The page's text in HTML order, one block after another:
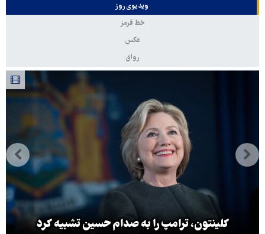
ویدیوی روز
خط قرمز
عکس
رواق
کلینتون، ترامپ را به صدام حسین تشبیه کرد